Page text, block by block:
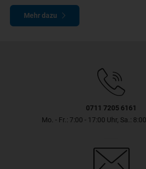
Mehr dazu
0711 7205 6161
Mo. - Fr.: 7:00 - 17:00 Uhr, Sa.: